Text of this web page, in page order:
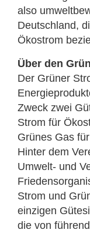
also
Deutschland,
Ökostrom
Über den
Der Grüner
Zweck zwei
Strom für
Grünes Gas
Hinter dem
Umwelt- und
Strom und
einzigen
die von